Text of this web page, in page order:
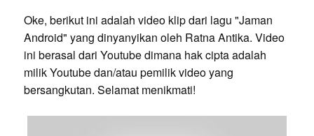
Oke, berikut ini adalah video klip dari lagu "Jaman
Android" yang dinyanyikan oleh Ratna Antika. Video
ini berasal dari Youtube dimana hak cipta adalah
milik Youtube dan/atau pemilik video yang
bersangkutan. Selamat menikmati!